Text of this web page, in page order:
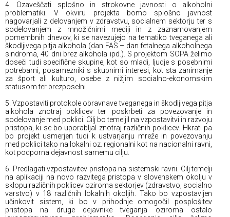
4. Ozaveščati splošno in strokovne javnosti o alkoholni
problematiki. V okviru projekta bomo splošno javnost
nagovarjali z delovanjem v zdravstvu, socialnem sektorju ter s
sodelovanjem z množičnimi mediji in z zaznamovanjem
pomembnih dnevov, ki se navezujejo na tematiko tveganega ali
škodljivega pitja alkohola (dan FAS – dan fetalnega alkoholnega
sindroma, 40 dni brez alkohola ipd.). S projektom SOPA želimo
doseči tudi specifične skupine, kot so mladi, ljudje s posebnimi
potrebami, posamezniki s skupnimi interesi, kot sta zanimanje
za šport ali kulturo, osebe z nižjim socialno-ekonomskim
statusom ter brezposelni.
5. Vzpostaviti protokole obravnave tveganega in škodljivega pitja
alkohola znotraj poklicev ter poskrbeti za povezovanje in
sodelovanje med poklici. Cilj bo temeljil na vzpostavitvi in razvoju
pristopa, ki se bo uporabljal znotraj različnih poklicev. Hkrati pa
bo projekt usmerjen tudi k ustvarjanju mreže in povezovanju
med poklici tako na lokalni oz. regionalni kot na nacionalni ravni,
kot podporna dejavnost samemu cilju.
6. Predlagati vzpostavitev pristopa na sistemski ravni. Cilj temelji
na aplikaciji na novo razvitega pristopa v slovenskem okolju v
sklopu različnih poklicev oziroma sektorjev (zdravstvo, socialno
varstvo) v 18 različnih lokalnih okoljih. Tako bo vzpostavljen
učinkovit sistem, ki bo v prihodnje omogočil posplošitev
pristopa na druge dejavnike tveganja oziroma ostalo